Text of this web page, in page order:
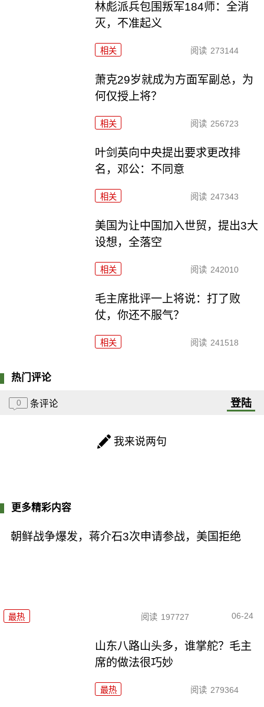
林彪派兵包围叛军184师：全消
灭，不准起义
相关 阅读 273144
萧克29岁就成为方面军副总，为
何仅授上将？
相关 阅读 256723
叶剑英向中央提出要求更改排
名，邓公：不同意
相关 阅读 247343
美国为让中国加入世贸，提出3大
设想，全落空
相关 阅读 242010
毛主席批评一上将说：打了败
仗，你还不服气？
相关 阅读 241518
热门评论
0 条评论 登陆
我来说两句
更多精彩内容
朝鲜战争爆发，蒋介石3次申请参战，美国拒绝
最热 阅读 197727 06-24
山东八路山头多，谁掌舵？毛主
席的做法很巧妙
最热 阅读 279364